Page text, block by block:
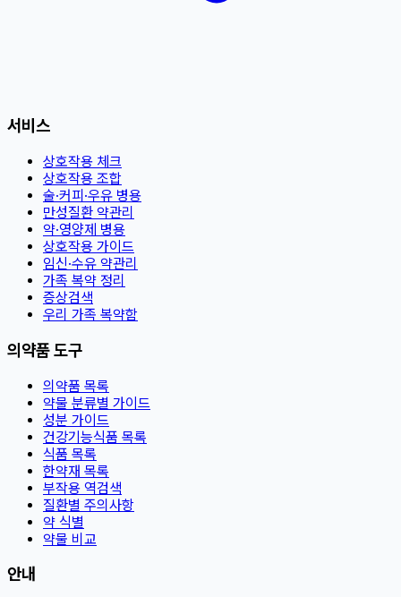
서비스
상호작용 체크
상호작용 조합
술·커피·우유 병용
만성질환 약관리
약·영양제 병용
상호작용 가이드
임신·수유 약관리
가족 복약 정리
증상검색
우리 가족 복약함
의약품 도구
의약품 목록
약물 분류별 가이드
성분 가이드
건강기능식품 목록
식품 목록
한약재 목록
부작용 역검색
질환별 주의사항
약 식별
약물 비교
안내